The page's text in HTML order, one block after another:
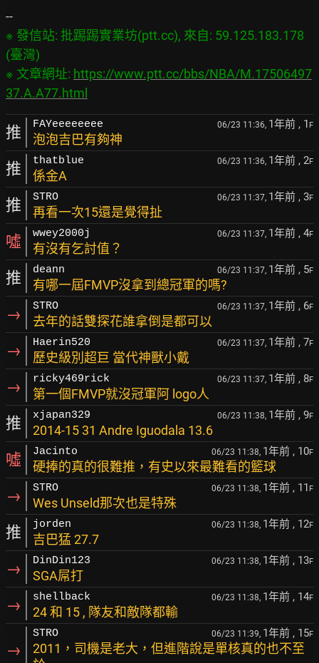
※ 發信站: 批踢踢實業坊(ptt.cc), 來自: 59.125.183.178
(臺灣)
※ 文章網址: https://www.ptt.cc/bbs/NBA/M.17506497
37.A.A77.html
推 FAYeeeeeeee 06/23 11:36, 1年前 , 1 F
泡泡吉巴有夠神
推 thatblue 06/23 11:36, 1年前 , 2F
係金A
推 STRO 06/23 11:37, 1年前 , 3F
再看一次15還是覺得扯
噓 wwey2000j 06/23 11:37, 1年前 , 4F
有沒有乞討值？
推 deann 06/23 11:37, 1年前 , 5F
有哪一屆FMVP沒拿到總冠軍的嗎?
→ STRO 06/23 11:37, 1年前 , 6F
去年的話雙探花誰拿倒是都可以
→ Haerin520 06/23 11:37, 1年前 , 7F
歷史級別超巨 當代神獸小戴
→ ricky469rick 06/23 11:37, 1年前 , 8F
第一個FMVP就沒冠軍阿 logo人
推 xjapan329 06/23 11:38, 1年前 , 9F
2014-15 31 Andre Iguodala 13.6
噓 Jacinto 06/23 11:38, 1年前 , 10F
硬捧的真的很難推，有史以來最難看的籃球
→ STRO 06/23 11:38, 1年前 , 11 F
Wes Unseld那次也是特殊
推 jorden 06/23 11:38, 1年前 , 12F
吉巴猛 27.7
→ DinDin123 06/23 11:38, 1年前 , 13F
SGA屌打
→ shellback 06/23 11:38, 1年前 , 14F
24 和 15 , 隊友和敵隊都輸
→
STRO 06/23 11:39, 1年前 , 15F
2011，司機是老大，但進階說是單核真的也不至